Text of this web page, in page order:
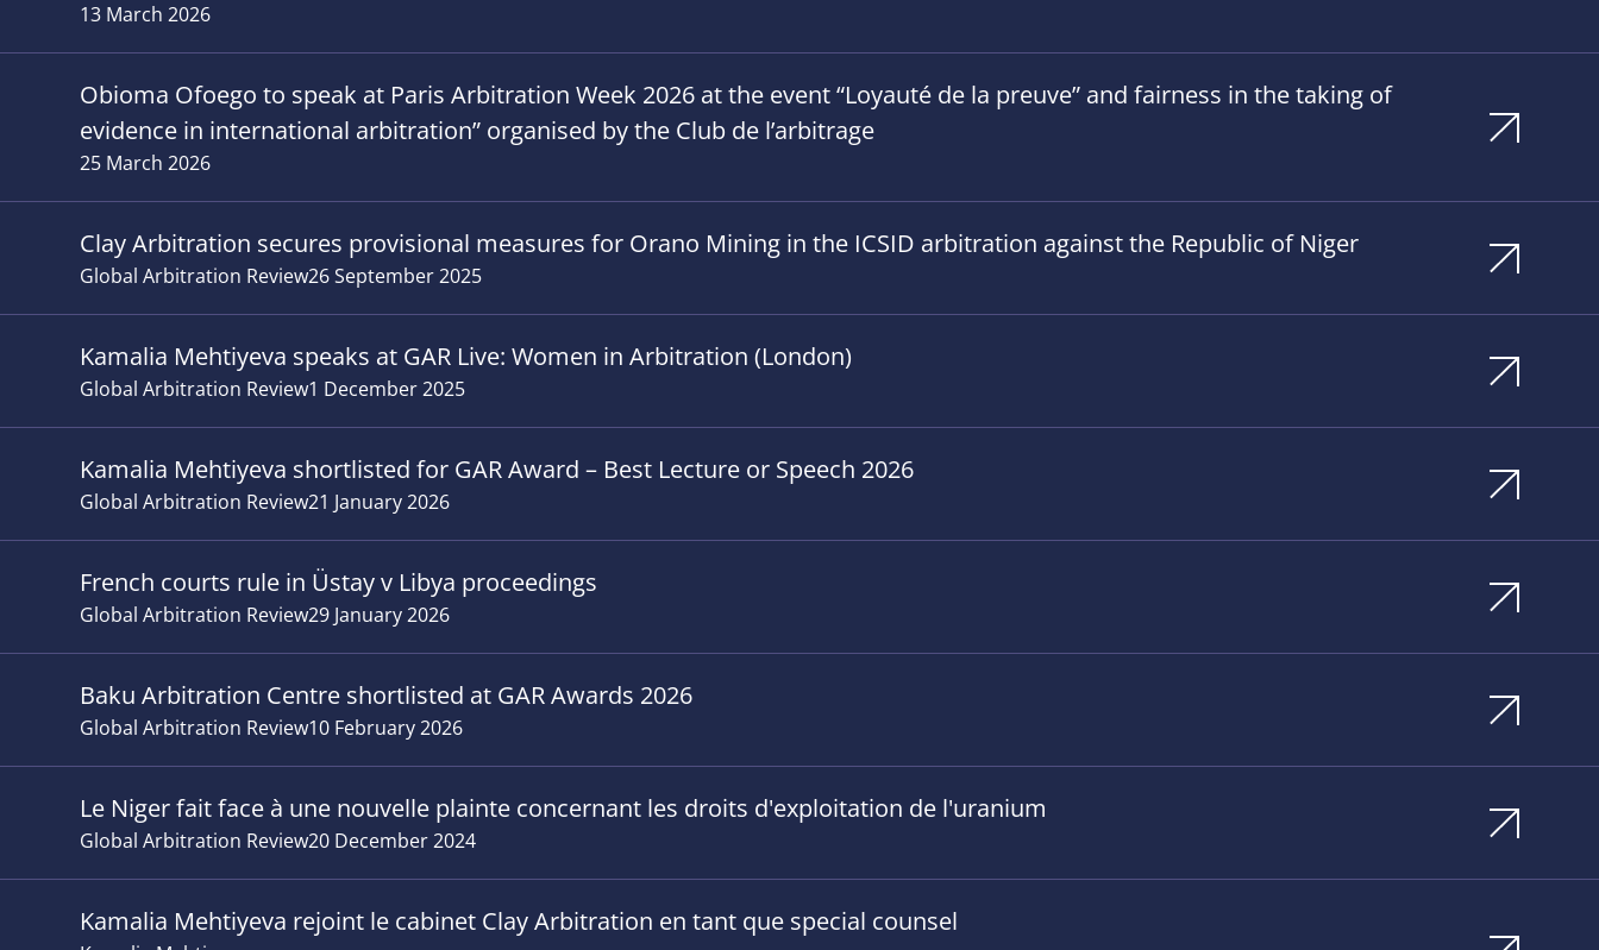
13 March 2026
Obioma Ofoego to speak at Paris Arbitration Week 2026 at the event “Loyauté de la preuve” and fairness in the taking of
evidence in international arbitration” organised by the Club de l’arbitrage
25 March 2026
Clay Arbitration secures provisional measures for Orano Mining in the ICSID arbitration against the Republic of Niger
Global Arbitration Review26 September 2025
Kamalia Mehtiyeva speaks at GAR Live: Women in Arbitration (London)
Global Arbitration Review1 December 2025
Kamalia Mehtiyeva shortlisted for GAR Award – Best Lecture or Speech 2026
Global Arbitration Review21 January 2026
French courts rule in Üstay v Libya proceedings
Global Arbitration Review29 January 2026
Baku Arbitration Centre shortlisted at GAR Awards 2026
Global Arbitration Review10 February 2026
Le Niger fait face à une nouvelle plainte concernant les droits d'exploitation de l'uranium
Global Arbitration Review20 December 2024
Kamalia Mehtiyeva rejoint le cabinet Clay Arbitration en tant que special counsel